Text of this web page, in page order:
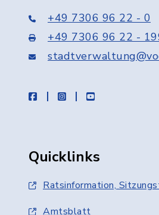
+49 7306 96 22 - 0
+49 7306 96 22 -
facebookinstagramyoutube
Quicklinks
Ratsinformation,
Amtsblatt